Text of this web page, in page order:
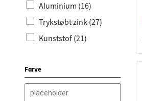
Krogstænger (12)
Garderobekonsoller
og -bøjler (14)
Skohylder (9)
Hyldevinkler, sorte (3)
Aluminium (16)
Trykstøbt zink (27)
Kunststof (21)
Træ (6)
Smedejern (1)
Farve